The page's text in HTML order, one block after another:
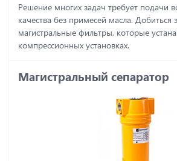
Решение многих задач требует подачи
качества без примесей масла. Добиться
магистральные фильтры, которые
компрессионных установках.
Магистральный сепаратор